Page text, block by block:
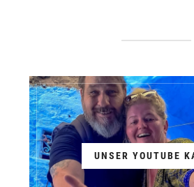
UNSER YOUTUBE